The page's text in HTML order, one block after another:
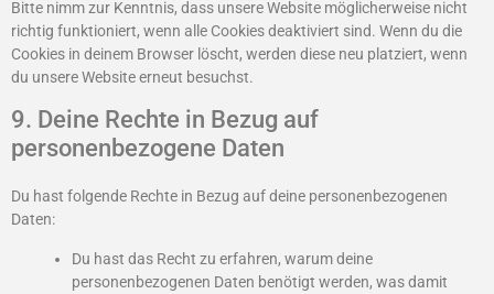
Bitte nimm zur Kenntnis, dass unsere Website möglicherweise nicht
richtig funktioniert, wenn alle Cookies deaktiviert sind. Wenn du die
Cookies in deinem Browser löscht, werden diese neu platziert, wenn
du unsere Website erneut besuchst.
9. Deine Rechte in Bezug auf
personenbezogene Daten
Du hast folgende Rechte in Bezug auf deine personenbezogenen
Daten:
Du hast das Recht zu erfahren, warum deine
personenbezogenen Daten benötigt werden, was damit